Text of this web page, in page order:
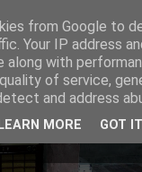
from Google to
Your IP address
along with
of service,
and address
LEARN MORE GOT IT